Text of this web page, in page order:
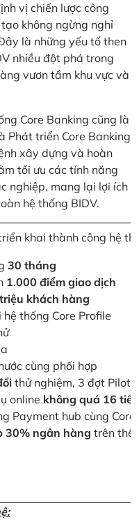
vị chiến lược công
không ngừng nghỉ
là những yếu tố then
nhiều đột phá trong
vươn tầm khu vực và
Core Banking cũng là
Phát triển Core Banking
xây dựng và hoàn
tối ưu các tính năng
nghiệp, mang lại lợi ích
hệ thống BIDV.
khai thành công hệ
30 tháng
1.000 điểm giao dịch
khách hàng
thống Core Profile
cùng phối hợp
thử nghiệm, 3 đợt Pilot
online không quá 16
Payment hub cùng
30% ngân hàng trên thế